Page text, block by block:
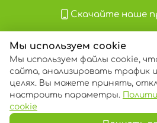
Скачайте наше
© 2013 – 2026
Мы используем cookie
Мы используем файлы cookie,
сайта, анализировать трафик
целях. Вы можете принять,
настроить параметры.
cookie